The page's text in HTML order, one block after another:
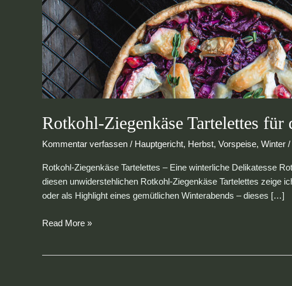
Rotkohl-Ziegenkäse Tartelettes für
Kommentar verfassen / Hauptgericht, Herbst, Vorspeise, Winter /
Rotkohl-Ziegenkäse Tartelettes – Eine winterliche Delikatesse
diesen unwiderstehlichen Rotkohl-Ziegenkäse Tartelettes zeige
oder als Highlight eines gemütlichen Winterabends – dieses […]
Read More »